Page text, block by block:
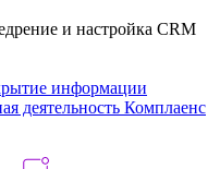
и настройка CRM
информации
деятельность Комплаенс